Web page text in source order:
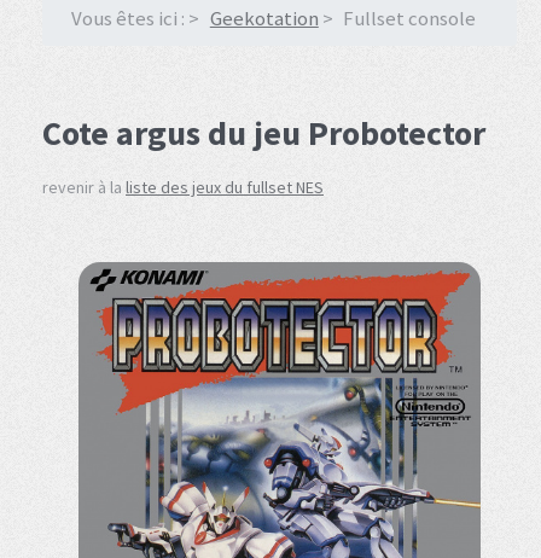
Vous êtes ici : Geekotation Fullset console
Cote argus du jeu Probotector
revenir à la liste des jeux du fullset NES